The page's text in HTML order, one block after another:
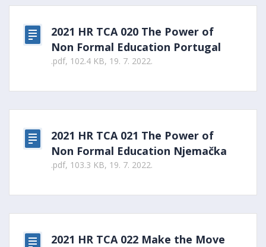
2021 HR TCA 020 The Power of
Non Formal Education Portugal
.pdf, 102.4 KB, 19. 7. 2022.
2021 HR TCA 021 The Power of
Non Formal Education Njemačka
.pdf, 103.3 KB, 19. 7. 2022.
2021 HR TCA 022 Make the Move